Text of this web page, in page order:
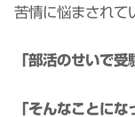
苦情に悩まされて
「部活のせいで
「そんなことに